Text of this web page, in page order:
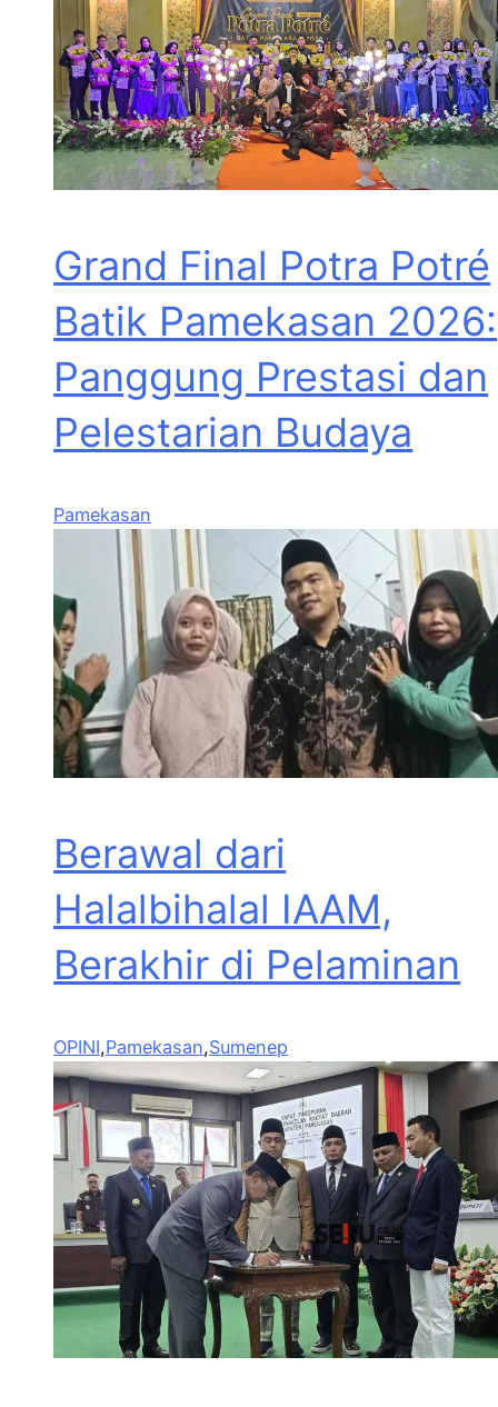
Grand Final Potra Potré
Batik Pamekasan 2026:
Panggung Prestasi dan
Pelestarian Budaya
Pamekasan
Berawal dari
Halalbihalal IAAM,
Berakhir di Pelaminan
OPINI,Pamekasan,Sumenep